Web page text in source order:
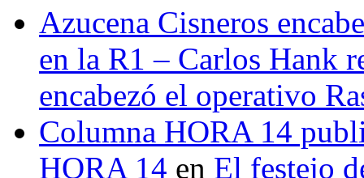
Azucena Cisneros
en la R1 – Carlos Hank
encabezó el operativo
Columna HORA 14
HORA 14 en El festejo